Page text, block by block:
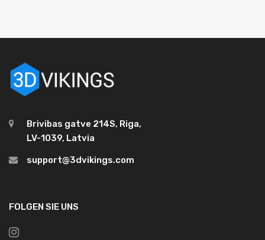
Brivibas gatve 214S, Riga,
LV-1039, Latvia
support@3dvikings.com
FOLGEN SIE UNS